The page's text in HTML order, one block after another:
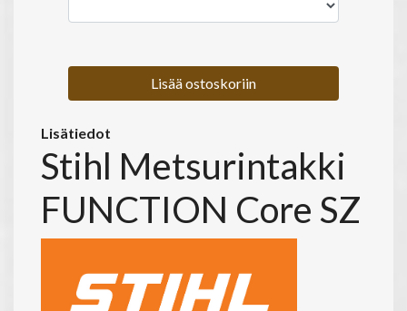
Lisää ostoskoriin
Lisätiedot
Stihl Metsurintakki
FUNCTION Core SZ